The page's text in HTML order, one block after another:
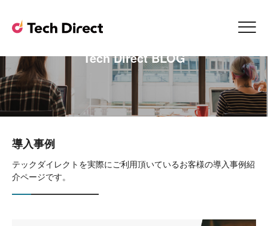
Tech Direct BLOG
導入事例
テックダイレクトを実際にご利用頂いているお客様の導入事例紹
介ページです。